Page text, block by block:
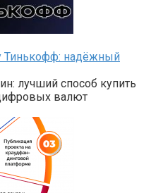
Тинькофф: надёжный
лучший способ купить
валют